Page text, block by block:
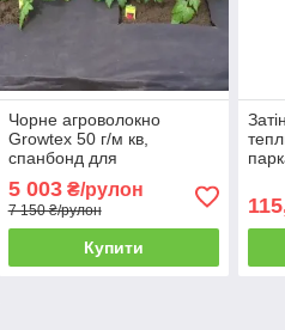
Чорне агроволокно
Growtex 50 г/м кв,
спанбонд для
інших рослин
5 003₴/рулон
7 150 ₴/рулон
Купити